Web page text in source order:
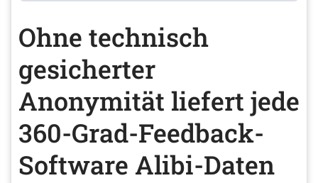
Ohne technisch
gesicherter
Anonymität liefert jede
360-Grad-Feedback-
Software Alibi-Daten